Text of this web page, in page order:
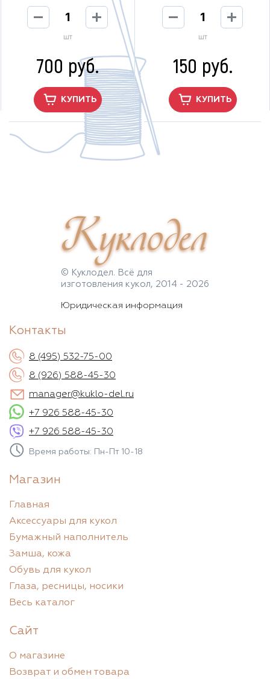
шт
700 руб.
КУПИТЬ
шт
150 руб.
КУПИТЬ
Куклодел
© Куклодел. Всё для
изготовления кукол, 2014 - 2026
Юридическая информация
Контакты
8 (495) 532-75-00
8 (926) 588-45-30
manager@kuklo-del.ru
+7 926 588-45-30
+7 926 588-45-30
Время работы: Пн-Пт 10-18
Магазин
Главная
Аксессуары для кукол
Бумажный наполнитель
Замша, кожа
Обувь для кукол
Глаза, ресницы, носики
Весь каталог
Сайт
О магазине
Возврат и обмен товара